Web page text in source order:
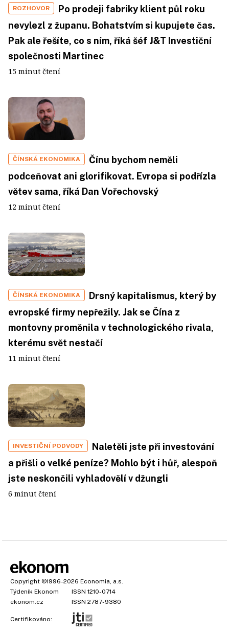
ROZHOVOR
Po prodeji fabriky klient půl roku
nevylezl z županu. Bohatstvím si kupujete čas.
Pak ale řešíte, co s ním, říká šéf J&T Investiční
společnosti Martinec
15 minut čtení
ČÍNSKÁ EKONOMIKA
Čínu bychom neměli
podceňovat ani glorifikovat. Evropa si podřízla
větev sama, říká Dan Vořechovský
12 minut čtení
ČÍNSKÁ EKONOMIKA
Drsný kapitalismus, který by
evropské firmy nepřežily. Jak se Čína z
montovny proměnila v technologického rivala,
kterému svět nestačí
11 minut čtení
INVESTIČNÍ PODVODY
Naletěli jste při investování
a přišli o velké peníze? Mohlo být i hůř, alespoň
jste neskončili vyhladovělí v džungli
6 minut čtení
Copyright ©1996-2026 Economia, a.s.
Týdeník Ekonom
ISSN 1210-0714
ekonom.cz
ISSN 2787-9380
Certifikováno: